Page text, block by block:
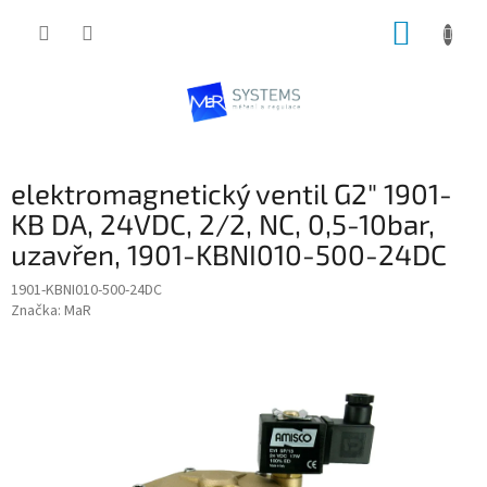
elektromagnetický ventil G2" 1901-
KB DA, 24VDC, 2/2, NC, 0,5-10bar,
uzavřen, 1901-KBNI010-500-24DC
1901-KBNI010-500-24DC
Značka: MaR